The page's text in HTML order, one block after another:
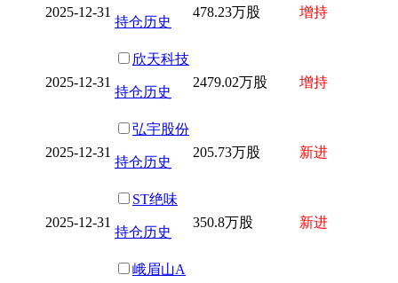
2025-12-31
持仓历史
478.23万股 增持
2025-12-31
欣天科技
持仓历史
2479.02万股 增持
2025-12-31
弘宇股份
持仓历史
205.73万股 新进
2025-12-31
ST绝味
持仓历史
350.8万股 新进
峨眉山A